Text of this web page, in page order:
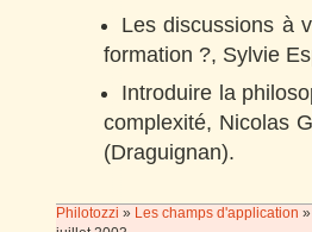
Les discussions à
formation ?, Sylvie
Introduire la
complexité, Nicolas
(Draguignan).
Philotozzi » Les champs d'application »